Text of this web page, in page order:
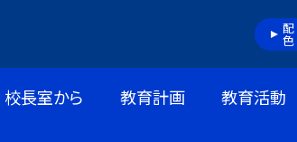
配色
校長室から 教育計画 教育活動